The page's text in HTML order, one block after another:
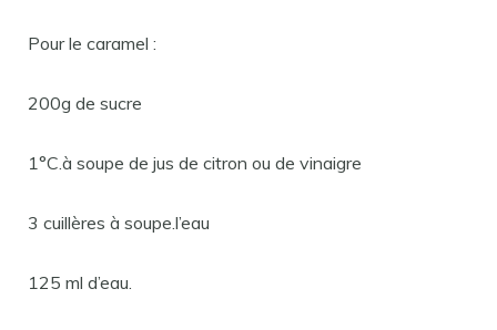
Pour le caramel :
200g de sucre
1°C.à soupe de jus de citron ou de vinaigre
3 cuillères à soupe.l’eau
125 ml d’eau.